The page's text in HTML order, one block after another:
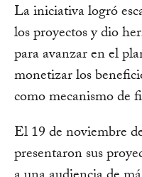
La iniciativa logró
los proyectos y dio
para avanzar en el
monetizar los
como mecanismo de
El 19 de noviembre
presentaron sus